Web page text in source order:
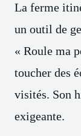
La ferme
un outil de
« Roule ma
toucher des
visités. Son
exigeante.